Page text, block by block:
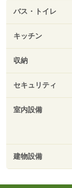
バス・トイレ
キッチン
収納
セキュリティ
室内設備
建物設備